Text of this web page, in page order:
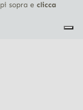
sopra e clicca